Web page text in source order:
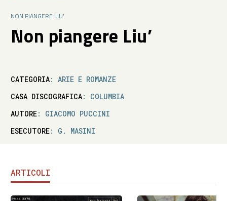
NON PIANGERE LIU’
Non piangere Liu’
CATEGORIA: ARIE E ROMANZE
CASA DISCOGRAFICA: COLUMBIA
AUTORE: GIACOMO PUCCINI
ESECUTORE: G. MASINI
ARTICOLI